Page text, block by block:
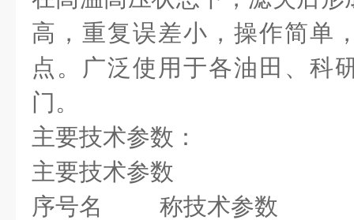
高，重复误差小，操作简单
点。广泛使用于各油田、科
门。
主要技术参数：
主要技术参数
序号名 称技术参数